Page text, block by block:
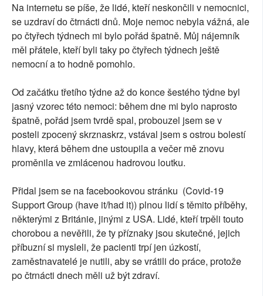
Na internetu se píše, že lidé, kteří neskončili v nemocnici,
se uzdraví do čtrnácti dnů. Moje nemoc nebyla vážná, ale
po čtyřech týdnech mi bylo pořád špatně. Můj nájemník
měl přátele, kteří byli taky po čtyřech týdnech ještě
nemocní a to hodně pomohlo.
Od začátku třetího týdne až do konce šestého týdne byl
jasný vzorec této nemoci: během dne mi bylo naprosto
špatně, pořád jsem tvrdě spal, probouzel jsem se v
posteli zpocený skrznaskrz, vstával jsem s ostrou bolestí
hlavy, která během dne ustoupila a večer mě znovu
proměnila ve zmlácenou hadrovou loutku.
Přidal jsem se na facebookovou stránku (Covid-19
Support Group (have it/had it)) plnou lidí s těmito příběhy,
některými z Británie, jinými z USA. Lidé, kteří trpěli touto
chorobou a nevěřili, že ty příznaky jsou skutečné, jejich
příbuzní si mysleli, že pacienti trpí jen úzkostí,
zaměstnavatelé je nutili, aby se vrátili do práce, protože
po čtrnácti dnech měli už být zdraví.